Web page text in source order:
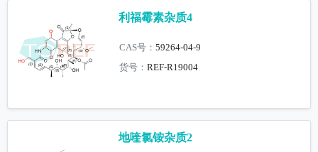
利福霉素杂质4
CAS号：59264-04-9
货号：REF-R19004
地喹氯铵杂质2